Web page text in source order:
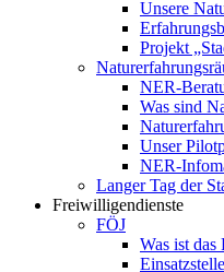
Unsere
Projekt
NER-
Was sind
Unser
NER-
Langer Tag der
Freiwilligendienste
FÖJ
Was ist das